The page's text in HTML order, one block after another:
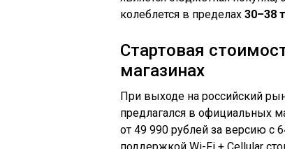
колеблется в пределах 30–38
Стартовая
магазинах
При выходе на российский
предлагался в официальных
от 49 990 рублей за версию с